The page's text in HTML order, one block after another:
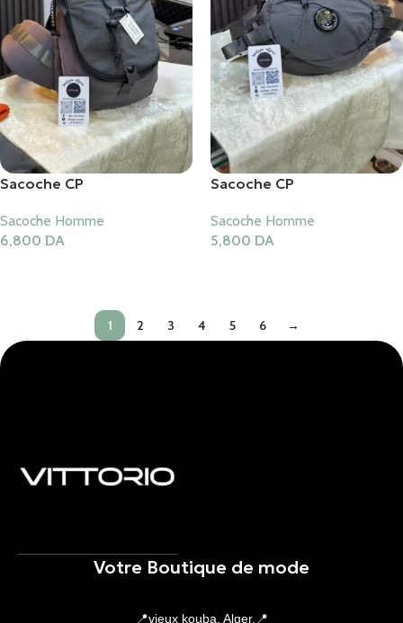
Sacoche CP
Sacoche Homme
6,800 DA
Sacoche CP
Sacoche Homme
5,800 DA
1 2 3 4 5 6 →
Votre Boutique de mode
📍vieux kouba, Alger.📍